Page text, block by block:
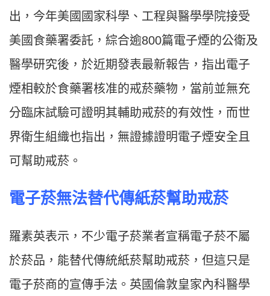
出，今年美國國家科學、工程與醫學學院接受
美國食藥署委託，綜合逾800篇電子煙的公衛及
醫學研究後，於近期發表最新報告，指出電子
煙相較於食藥署核准的戒菸藥物，當前並無充
分臨床試驗可證明其輔助戒菸的有效性，而世
界衛生組織也指出，無證據證明電子煙安全且
可幫助戒菸。
電子菸無法替代傳紙菸幫助戒菸
羅素英表示，不少電子菸業者宣稱電子菸不屬
於菸品，能替代傳統紙菸幫助戒菸，但這只是
電子菸商的宣傳手法。英國倫敦皇家內科醫學